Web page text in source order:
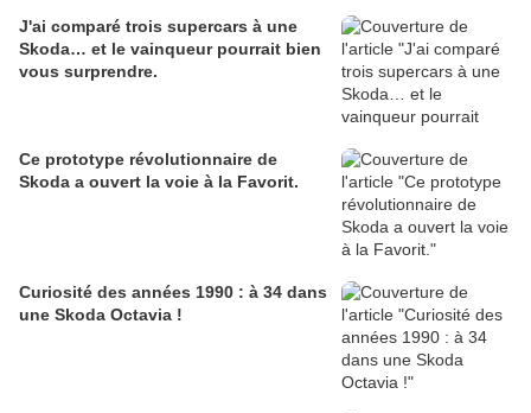
J'ai comparé trois supercars à une
Skoda… et le vainqueur pourrait bien
vous surprendre.
Ce prototype révolutionnaire de
Skoda a ouvert la voie à la Favorit.
Curiosité des années 1990 : à 34 dans
une Skoda Octavia !